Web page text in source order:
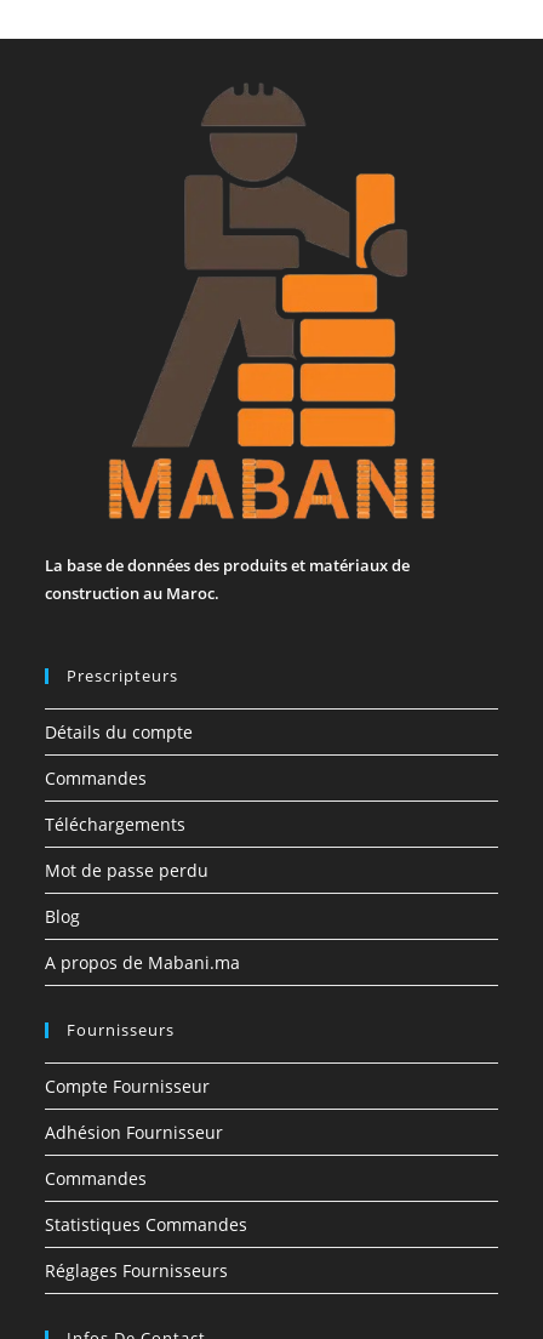
La base de données des produits et matériaux de
construction au Maroc.
Prescripteurs
Détails du compte
Commandes
Téléchargements
Mot de passe perdu
Blog
A propos de Mabani.ma
Fournisseurs
Compte Fournisseur
Adhésion Fournisseur
Commandes
Statistiques Commandes
Réglages Fournisseurs